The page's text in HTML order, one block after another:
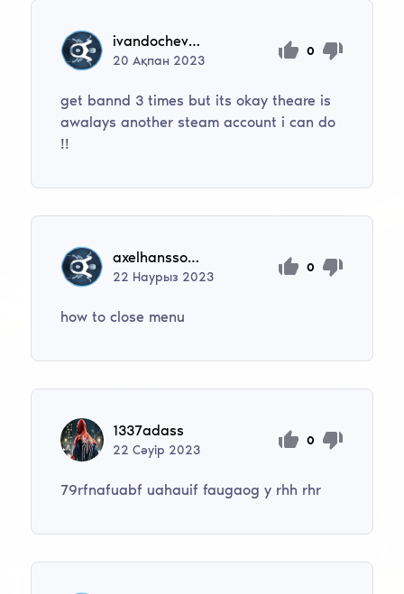
ivandochev010
20Ақпан 2023
0
get bannd 3 times but its okay theare is
awalays another steam account i can do
!!
axelhansson90
22 Наурыз 2023
0
how to close menu
1337adass
22Сәуір 2023
0
79rfnafuabf uahauif faugaog y rhh rhr